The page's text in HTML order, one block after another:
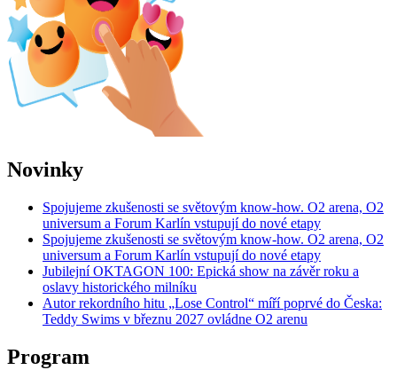
Novinky
Spojujeme zkušenosti se světovým know-how. O2 arena, O2
universum a Forum Karlín vstupují do nové etapy
Spojujeme zkušenosti se světovým know-how. O2 arena, O2
universum a Forum Karlín vstupují do nové etapy
Jubilejní OKTAGON 100: Epická show na závěr roku a
oslavy historického milníku
Autor rekordního hitu „Lose Control“ míří poprvé do Česka:
Teddy Swims v březnu 2027 ovládne O2 arenu
Program